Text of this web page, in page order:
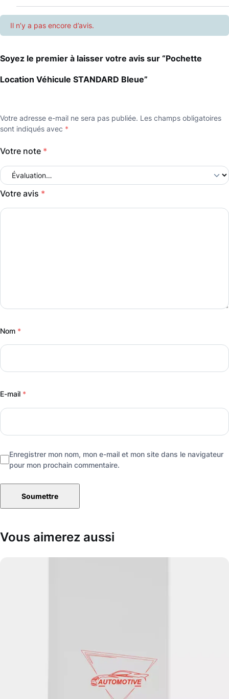
l
e
A
N
D
A
e
Il n’y a pas encore d’avis.
Soyez le premier à laisser votre avis sur “Pochette
Location Véhicule STANDARD Bleue”
Votre adresse e-mail ne sera pas publiée. Les champs obligatoires
sont indiqués avec *
Votre note *
Votre avis *
Nom *
E-mail *
Enregistrer mon nom, mon e-mail et mon site dans le navigateur
pour mon prochain commentaire.
Vous aimerez aussi